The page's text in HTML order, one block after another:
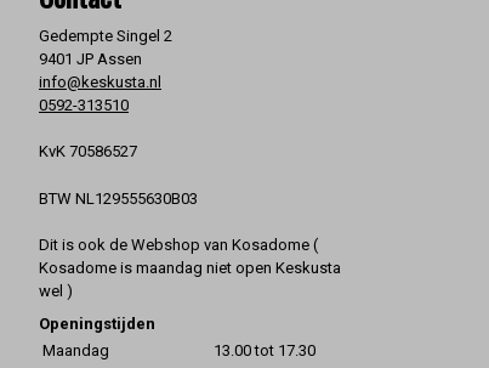
Gedempte Singel 2
9401 JP Assen
info@keskusta.nl
0592-313510
KvK 70586527
BTW NL129555630B03
Dit is ook de Webshop van Kosadome (
Kosadome is maandag niet open Keskusta
wel )
Openingstijden
Maandag
13.00 tot 17.30